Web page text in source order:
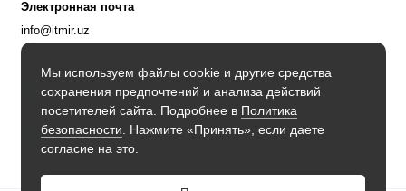
Совместимо с GDMS для облачной настройки,
На основе открытой операционной системы
Asterisk* версия 16
Мы используем файлы cookie и другие средства
сохранения предпочтений и анализа действий
посетителей сайта. Подробнее в Политика
безопасности . Нажмите «Принять», если даете
согласие на это.
Электронная почта
info@itmir.uz
Поддержка в мессенджере
Будьте в курсе наших новостей!